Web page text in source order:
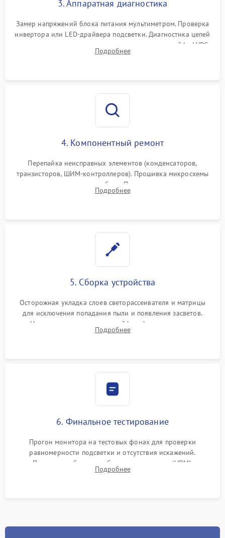
Поломка системы защиты
3. Аппаратная диагностика
Замер напряжений блока питания мультиметром. Проверка
инвертора или LED-драйвера подсветки. Диагностика цепей
питания скалера и тестирование сигналов на шлейфе LVDS
Подробнее
4. Компонентный ремонт
Перепайка неисправных элементов (конденсаторов,
транзисторов, ШИМ-контроллеров). Прошивка микросхемы
памяти при программных сбоях. При поломке подсветки —
разборка матрицы и замена выгоревших светодиодов.
Подробнее
5. Сборка устройства
Осторожная укладка слоев светорассеивателя и матрицы
для исключения попадания пыли и появления засветов.
Надежное подключение шлейфов, фиксация плат и
аккуратное защелкивание пластикового корпуса монитора.
Подробнее
6. Финальное тестирование
Прогон монитора на тестовых фонах для проверки
равномерности подсветки и отсутствия искажений.
Проверка работоспособности всех портов (HDMI,
DisplayPort, VGA) и кнопок управления под нагрузкой в
Подробнее